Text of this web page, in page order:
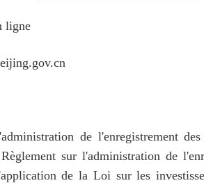
ligne
de l'enregistrement
sur l'administration de
de la Loi sur les